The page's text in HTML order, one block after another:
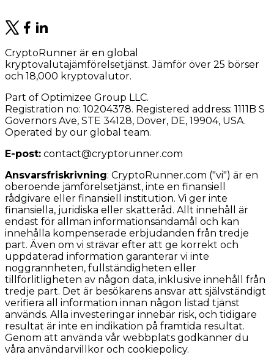
CryptoRunner är en global
kryptovalutajämförelsetjänst. Jämför över 25 börser
och 18,000 kryptovalutor.
Part of Optimizee Group LLC.
Registration no: 10204378. Registered address: 1111B S
Governors Ave, STE 34128, Dover, DE, 19904, USA.
Operated by our global team.
E-post: contact@cryptorunner.com
Ansvarsfriskrivning: CryptoRunner.com ("vi") är en
oberoende jämförelsetjänst, inte en finansiell
rådgivare eller finansiell institution. Vi ger inte
finansiella, juridiska eller skatteråd. Allt innehåll är
endast för allmän informationsändamål och kan
innehålla kompenserade erbjudanden från tredje
part. Även om vi strävar efter att ge korrekt och
uppdaterad information garanterar vi inte
noggrannheten, fullständigheten eller
tillförlitligheten av någon data, inklusive innehåll från
tredje part. Det är besökarens ansvar att självständigt
verifiera all information innan någon listad tjänst
används. Alla investeringar innebär risk, och tidigare
resultat är inte en indikation på framtida resultat.
Genom att använda vår webbplats godkänner du
våra användarvillkor och cookiepolicy.